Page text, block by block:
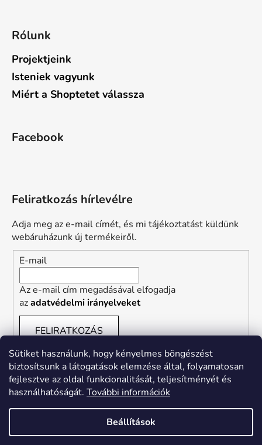
Sütiket használunk, hogy kényelmes böngészést
biztosítsunk a látogatások elemzése által, folyamatosan
fejlesztve az oldal funkcionalitását, teljesítményét és
használhatóságát. További információk
Beállítások
Rólunk
Projektjeink
Isteniek vagyunk
Miért a Shoptetet válassza
Facebook
Feliratkozás hírlevélre
Adja meg az e-mail címét, és mi tájékoztatást küldünk
webáruházunk új termékeiről.
E-mail
Az e-mail cím megadásával elfogadja
azadatvédelmi irányelveket
FELIRATKOZÁS
Shoptet Blog Shoptet Tanácsadás